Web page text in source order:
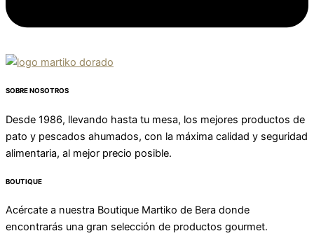
SOBRE NOSOTROS
Desde 1986, llevando hasta tu mesa, los mejores productos de
pato y pescados ahumados, con la máxima calidad y seguridad
alimentaria, al mejor precio posible.
BOUTIQUE
Acércate a nuestra Boutique Martiko de Bera donde
encontrarás una gran selección de productos gourmet.